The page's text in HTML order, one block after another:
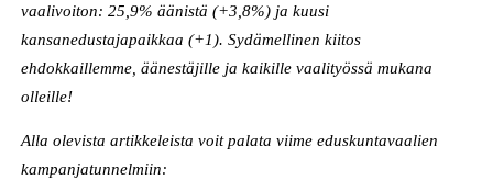
vaalivoiton: 25,9% äänistä (+3,8%) ja kuusi
kansanedustajapaikkaa (+1). Sydämellinen kiitos
ehdokkaillemme, äänestäjille ja kaikille vaalityössä mukana
olleille!
Alla olevista artikkeleista voit palata viime eduskuntavaalien
kampanjatunnelmiin: